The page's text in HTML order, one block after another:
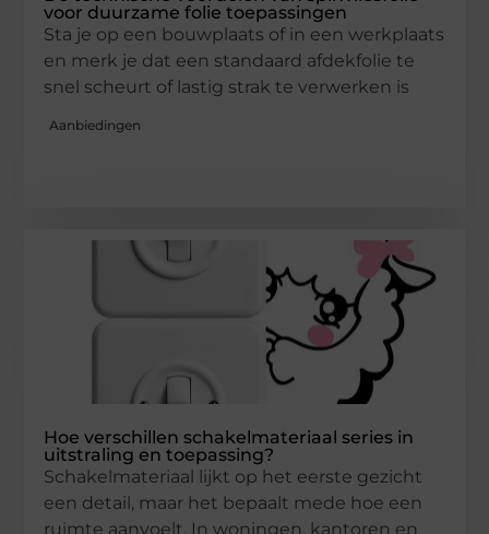
voor duurzame folie toepassingen
Sta je op een bouwplaats of in een werkplaats
en merk je dat een standaard afdekfolie te
snel scheurt of lastig strak te verwerken is
Aanbiedingen
Hoe verschillen schakelmateriaal series in
uitstraling en toepassing?
Schakelmateriaal lijkt op het eerste gezicht
een detail, maar het bepaalt mede hoe een
ruimte aanvoelt. In woningen, kantoren en